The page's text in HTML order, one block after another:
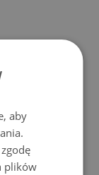
przy
nie
aby
plików